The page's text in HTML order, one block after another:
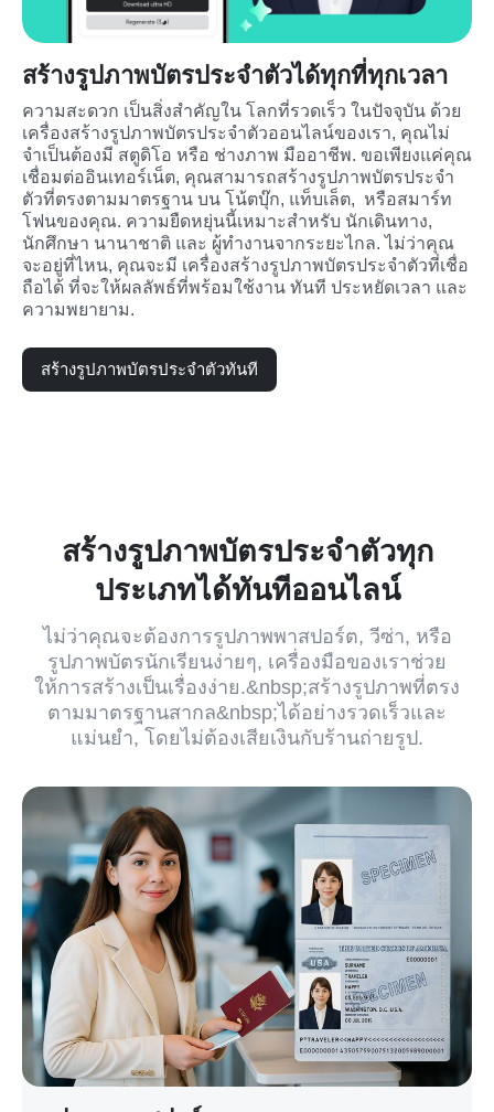
สร้างรูปภาพบัตรประจำตัวได้ทุกที่ทุกเวลา
ความสะดวก เป็นสิ่งสำคัญใน โลกที่รวดเร็ว ในปัจจุบัน ด้วย
เครื่องสร้างรูปภาพบัตรประจำตัวออนไลน์ของเรา, คุณไม่
จำเป็นต้องมี สตูดิโอ หรือ ช่างภาพ มืออาชีพ. ขอเพียงแค่คุณ
เชื่อมต่ออินเทอร์เน็ต, คุณสามารถสร้างรูปภาพบัตรประจำ
ตัวที่ตรงตามมาตรฐาน บน โน้ตบุ๊ก, แท็บเล็ต,  หรือสมาร์ท
โฟนของคุณ. ความยืดหยุ่นนี้เหมาะสำหรับ นักเดินทาง,
นักศึกษา นานาชาติ และ ผู้ทำงานจากระยะไกล. ไม่ว่าคุณ
จะอยู่ที่ไหน, คุณจะมี เครื่องสร้างรูปภาพบัตรประจำตัวที่เชื่อ
ถือได้ ที่จะให้ผลลัพธ์ที่พร้อมใช้งาน ทันที ประหยัดเวลา และ
ความพยายาม.
สร้างรูปภาพบัตรประจำตัวทันที
สร้างรูปภาพบัตรประจำตัวทุก
ประเภทได้ทันทีออนไลน์
ไม่ว่าคุณจะต้องการรูปภาพพาสปอร์ต, วีซ่า, หรือ
รูปภาพบัตรนักเรียนง่ายๆ, เครื่องมือของเราช่วย
ให้การสร้างเป็นเรื่องง่าย.&nbsp;สร้างรูปภาพที่ตรง
ตามมาตรฐานสากล&nbsp;ได้อย่างรวดเร็วและ
แม่นยำ, โดยไม่ต้องเสียเงินกับร้านถ่ายรูป.